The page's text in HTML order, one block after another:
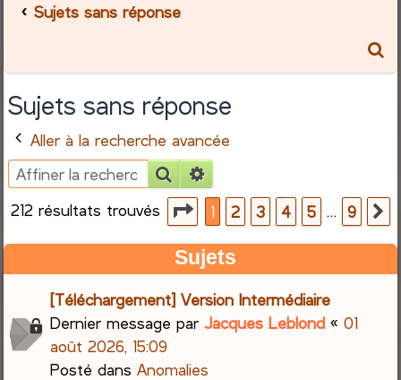
Sujets sans réponse
e
r
Sujets sans réponse
Aller à la recherche avancée
Rechercher
212 résultats trouvés
Page1sur
1 2 3 4 5 … 9
Sujets
[Téléchargement] Version Intermédiaire
Dernier message parJacques Leblond «01
août 2026, 15:09
Posté dansAnomalies